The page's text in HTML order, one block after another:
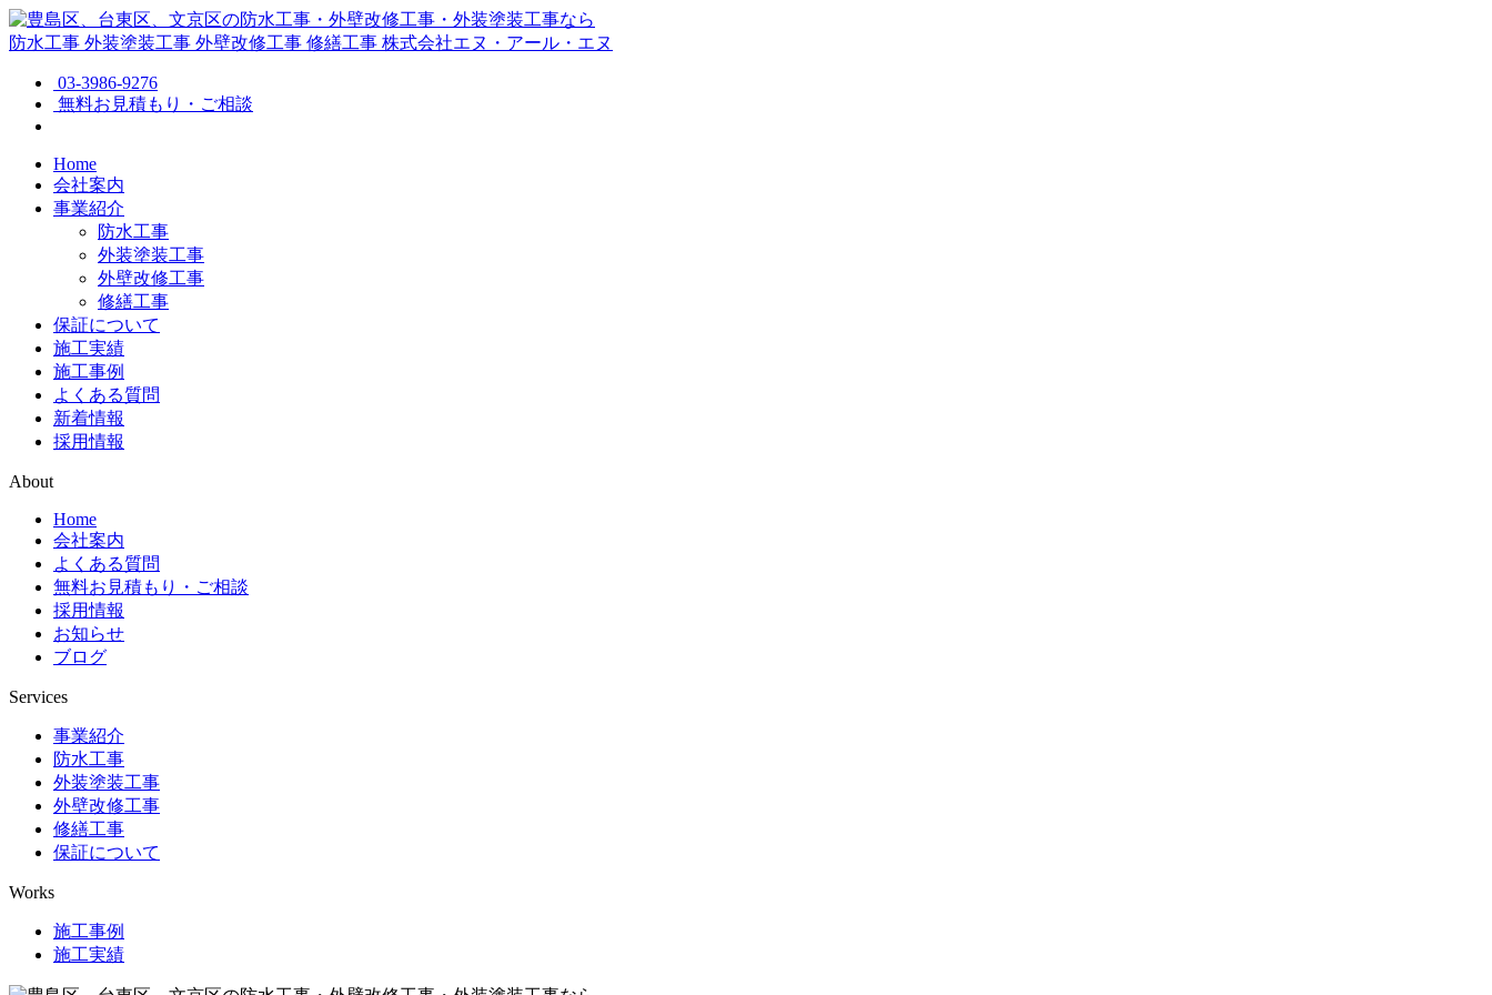
防水工事 外装塗装工事 外壁改修工事 修繕工事 株式会社エヌ・アール・エヌ
03-3986-9276
無料お見積もり・ご相談
Home
会社案内
事業紹介
防水工事
外装塗装工事
外壁改修工事
修繕工事
保証について
施工実績
施工事例
よくある質問
新着情報
採用情報
About
Home
会社案内
よくある質問
無料お見積もり・ご相談
採用情報
お知らせ
ブログ
Services
事業紹介
防水工事
外装塗装工事
外壁改修工事
修繕工事
保証について
Works
施工事例
施工実績